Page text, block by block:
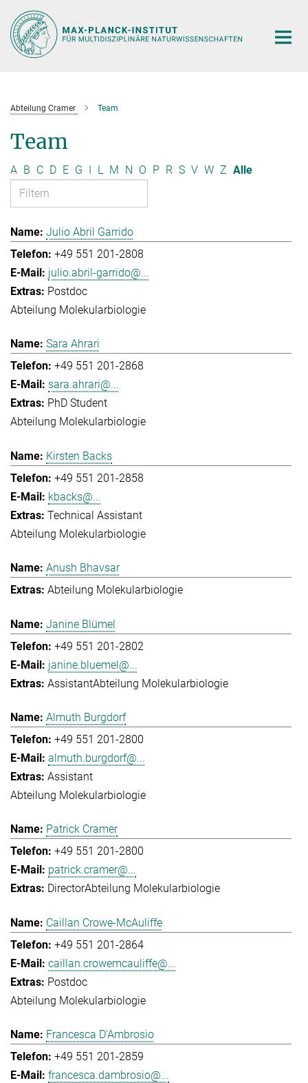
Hauptinhalt
Abteilung Cramer Team
Team
A B C D E G I L M N O P R S V W Z Alle
Julio Abril Garrido
+49 551 201-2808
julio.abril-garrido@...
Postdoc
Abteilung Molekularbiologie
Sara Ahrari
+49 551 201-2868
sara.ahrari@...
PhD Student
Abteilung Molekularbiologie
Kirsten Backs
+49 551 201-2858
kbacks@...
Technical Assistant
Abteilung Molekularbiologie
Anush Bhavsar
Abteilung Molekularbiologie
Janine Blümel
+49 551 201-2802
janine.bluemel@...
AssistantAbteilung Molekularbiologie
Almuth Burgdorf
+49 551 201-2800
almuth.burgdorf@...
Assistant
Abteilung Molekularbiologie
Patrick Cramer
+49 551 201-2800
patrick.cramer@...
DirectorAbteilung Molekularbiologie
Caillan Crowe-McAuliffe
+49 551 201-2864
caillan.crowemcauliffe@...
Postdoc
Abteilung Molekularbiologie
Francesca D'Ambrosio
+49 551 201-2859
francesca.dambrosio@...